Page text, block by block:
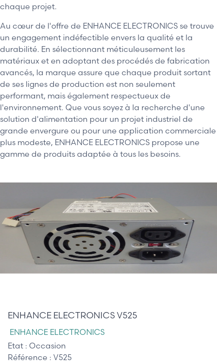
chaque projet.
Au cœur de l'offre de ENHANCE ELECTRONICS se trouve
un engagement indéfectible envers la qualité et la
durabilité. En sélectionnant méticuleusement les
matériaux et en adoptant des procédés de fabrication
avancés, la marque assure que chaque produit sortant
de ses lignes de production est non seulement
performant, mais également respectueux de
l'environnement. Que vous soyez à la recherche d'une
solution d'alimentation pour un projet industriel de
grande envergure ou pour une application commerciale
plus modeste, ENHANCE ELECTRONICS propose une
gamme de produits adaptée à tous les besoins.
ENHANCE ELECTRONICS V525
ENHANCE ELECTRONICS
Etat : Occasion
Référence : V525